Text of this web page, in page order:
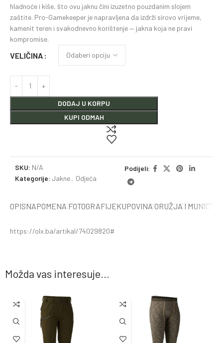
hladnoće i kiše, što ovu jaknu čini izuzetno pouzdanim slojem
zaštite. Pro-Gamekeeper je napravljena da izdrži sirovo vrijeme,
kamenit teren i svakodnevno korištenje — jakna koja ne pravi
kompromise.
VELIČINA
DODAJ U KORPU
KUPI ODMAH
SKU: N/A
Kategorije: Jakne, Odjeća
Podijeli:
OPISNAPOMENA FOTOGRAFIJEKUPOVINA ORUŽJA I MUNICIJE
https://olx.ba/artikal/74029820#
Možda vas interesuje...